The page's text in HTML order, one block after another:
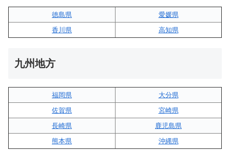
徳島県
愛媛県
香川県
高知県
九州地方
福岡県
大分県
佐賀県
宮崎県
長崎県
鹿児島県
熊本県
沖縄県